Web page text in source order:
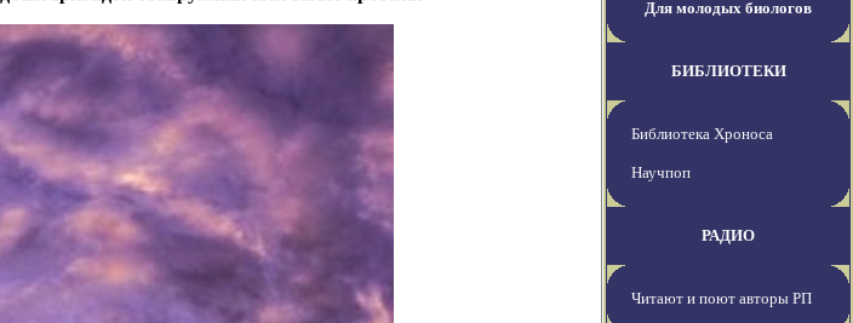
Для молодых биологов
БИБЛИОТЕКИ
Библиотека Хроноса
Научпоп
РАДИО
Читают и поют авторы РП